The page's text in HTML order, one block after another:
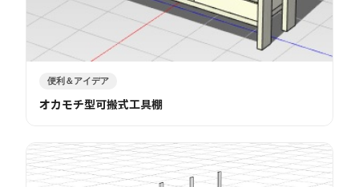
便利＆アイデア
オカモチ型可搬式工具棚